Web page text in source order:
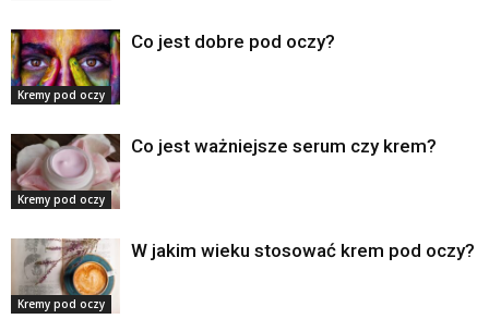
Kremy pod oczy
Co jest dobre pod oczy?
Kremy pod oczy
Co jest ważniejsze serum czy krem?
Kremy pod oczy
W jakim wieku stosować krem pod oczy?